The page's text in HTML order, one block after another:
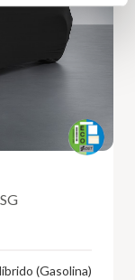
(Gasolina)